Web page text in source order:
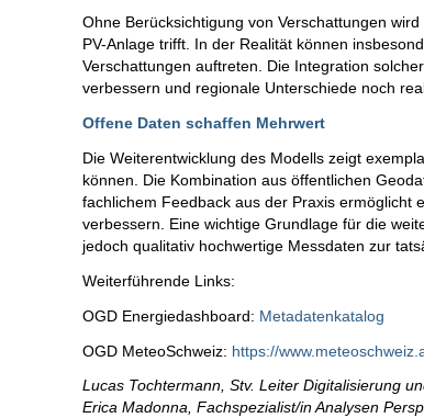
Ohne Berücksichtigung von Verschattungen
PV-Anlage trifft. In der Realität können
Verschattungen auftreten. Die Integration
verbessern und regionale Unterschiede noch
Offene Daten schaffen Mehrwert
Die Weiterentwicklung des Modells zeigt
können. Die Kombination aus öffentlichen
fachlichem Feedback aus der Praxis ermöglicht
verbessern. Eine wichtige Grundlage für die
jedoch qualitativ hochwertige Messdaten zur
Weiterführende Links:
OGD Energiedashboard: Metadatenkatalog
OGD MeteoSchweiz: https://
Lucas Tochtermann, Stv. Leiter Digitalisierung
Erica Madonna, Fachspezialist/in Analysen